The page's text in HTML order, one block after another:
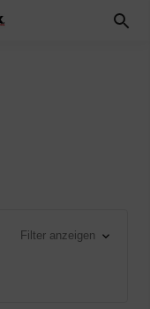
Filter anzeigen